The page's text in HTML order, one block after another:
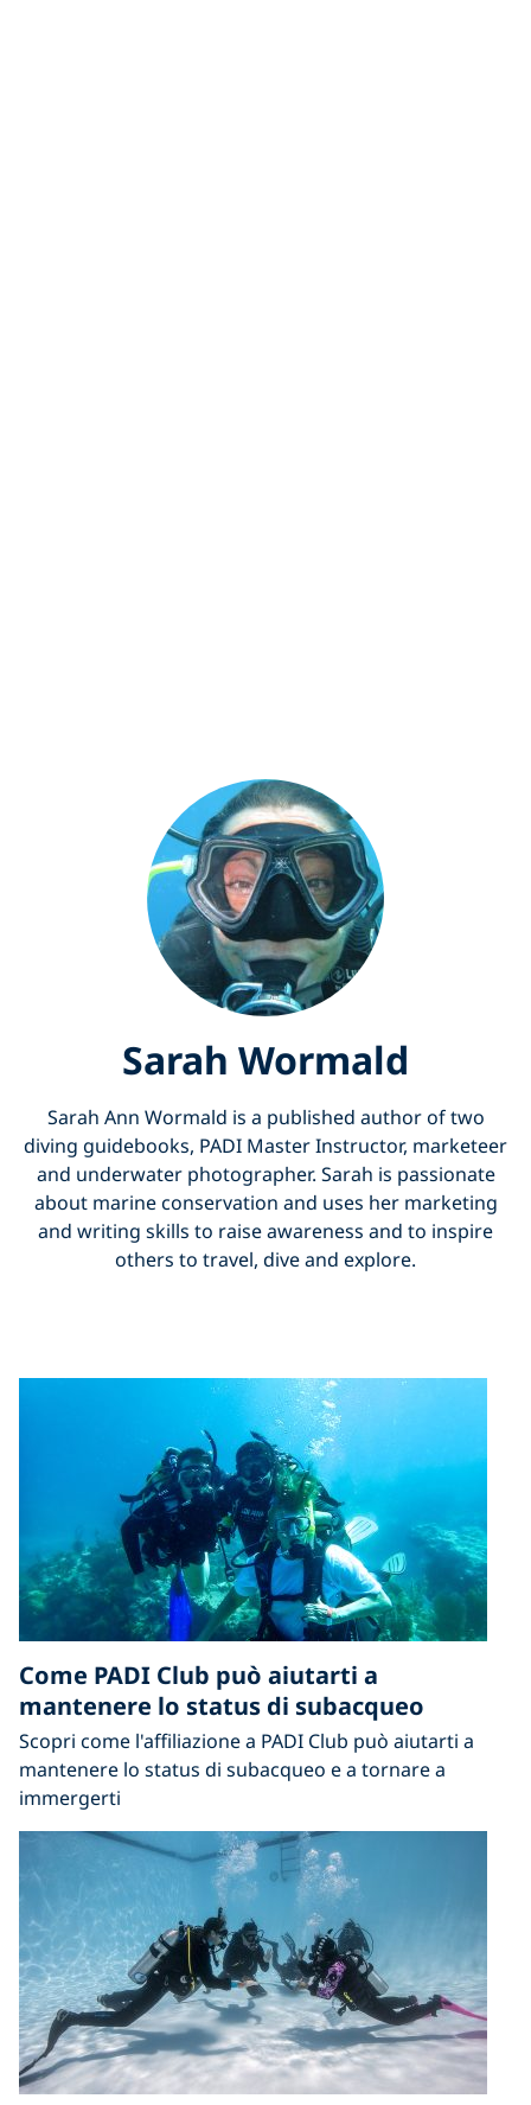
Sarah Wormald
Sarah Ann Wormald is a published author of two
diving guidebooks, PADI Master Instructor, marketeer
and underwater photographer. Sarah is passionate
about marine conservation and uses her marketing
and writing skills to raise awareness and to inspire
others to travel, dive and explore.
Come PADI Club può aiutarti a
mantenere lo status di subacqueo
Scopri come l'affiliazione a PADI Club può aiutarti a
mantenere lo status di subacqueo e a tornare a
immergerti